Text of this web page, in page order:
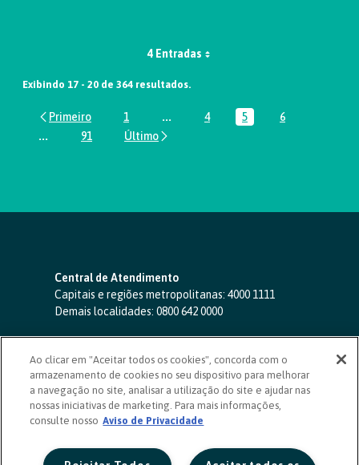
4 Entradas
Exibindo 17 - 20 de 364 resultados.
Página
1 ...Páginas intermediárias Usar ABA
Página
4 Página
5 Página
6
...Páginas intermediárias Usar ABA para navegar.
Página
91
Central de Atendimento
Capitais e regiões metropolitanas: 4000 1111
Demais localidades: 0800 642 0000
SAC 24 horas-0800 724 4420
Ouvidoria
0800 725 0996
(de segunda a sexta, das 8h às 20h)
ouvidoriasicoob.com.br
Deficientes auditivos ou de fala
Ao clicar em "Aceitar todos os cookies", concorda com o
armazenamento de cookies no seu dispositivo para melhorar
a navegação no site, analisar a utilização do site e ajudar nas
nossas iniciativas de marketing. Para mais informações,
consulte nosso Aviso de Privacidade